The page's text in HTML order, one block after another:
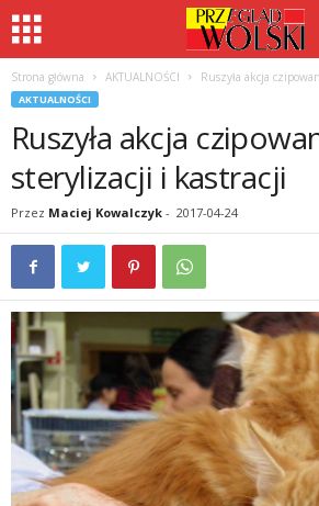
Strona główna AKTUALNOŚCI Ruszyła akcja
AKTUALNOŚCI
Ruszyła akcja
sterylizacji i kastracji
Przez Maciej Kowalczyk - 2017-04-24